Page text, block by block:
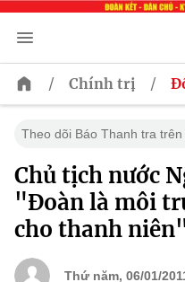
/ Chính trị /
Theo dõi Báo Thanh tra trên
Chủ tịch nước
"Đoàn là môi
cho thanh
Thứ năm, 06/01/